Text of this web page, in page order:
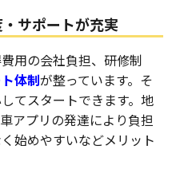
サポートが充実
用の会社負担、研修制
体制が整っています。そ
てスタートできます。地
アプリの発達により負担
始めやすいなどメリット